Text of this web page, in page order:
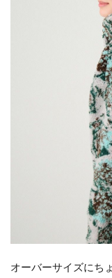
オーバーサイズにち